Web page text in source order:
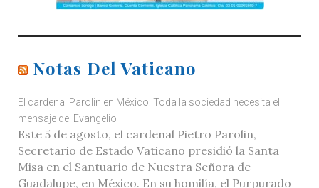
Notas Del Vaticano
El cardenal Parolin en México: Toda la sociedad necesita el
mensaje del Evangelio
Este 5 de agosto, el cardenal Pietro Parolin,
Secretario de Estado Vaticano presidió la Santa
Misa en el Santuario de Nuestra Señora de
Guadalupe, en México. En su homilía, el Purpurado